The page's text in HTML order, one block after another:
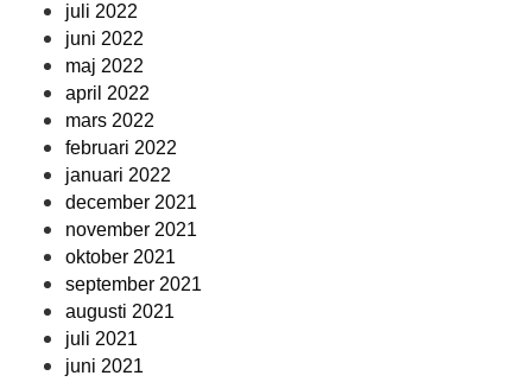
juli 2022
juni 2022
maj 2022
april 2022
mars 2022
februari 2022
januari 2022
december 2021
november 2021
oktober 2021
september 2021
augusti 2021
juli 2021
juni 2021